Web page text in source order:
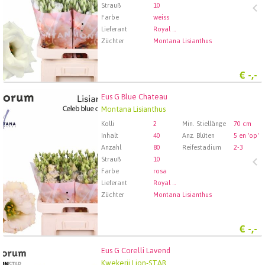
Strauß
10
Farbe
weiss
Lieferant
Royal FloraHolland Aalsmeer
Züchter
Montana Lisianthus
€ -,-
Eus G Blue Chateau
Montana Lisianthus
Kolli 2 Min. Stiellänge
70 cm
Inhalt
40 Anz. Blüten
5 en 'op'
Anzahl
80 Reifestadium
2-3
Strauß
10
Farbe
rosa
Lieferant
Royal FloraHolland Aalsmeer
Züchter
Montana Lisianthus
€ -,-
Eus G Blue Chateau
Wählen Sie zuerst ein Abfartdatum.
Eus G Corelli Lavend
Kwekerij Lion-STAR
Eus G Corelli Lavend